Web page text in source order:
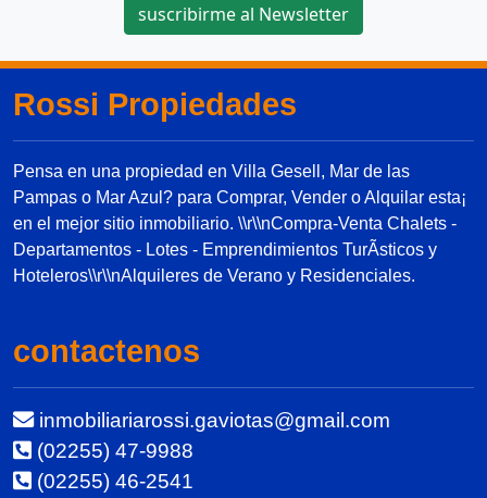
suscribirme al Newsletter
Rossi Propiedades
Pensa en una propiedad en Villa Gesell, Mar de las
Pampas o Mar Azul? para Comprar, Vender o Alquilar esta¡
en el mejor sitio inmobiliario. \\r\\nCompra-Venta Chalets -
Departamentos - Lotes - Emprendimientos TurÃ­sticos y
Hoteleros\\r\\nAlquileres de Verano y Residenciales.
contactenos
inmobiliariarossi.gaviotas@gmail.com
(02255) 47-9988
(02255) 46-2541